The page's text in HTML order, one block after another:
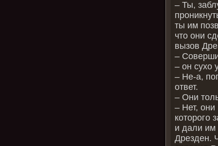
– Ты,
ты им
что они
вызов
–
– он сухо
– Не-а,
ответ.
– Они
– Нет,
которого
и дали им
Дрезден.